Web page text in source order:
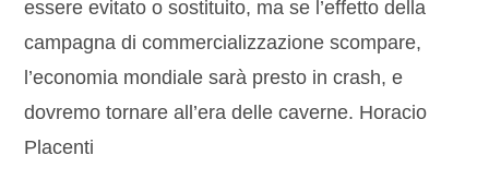
essere evitato o sostituito, ma se l’effetto della
campagna di commercializzazione scompare,
l’economia mondiale sarà presto in crash, e
dovremo tornare all’era delle caverne. Horacio
Placenti